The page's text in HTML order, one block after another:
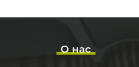
О нас